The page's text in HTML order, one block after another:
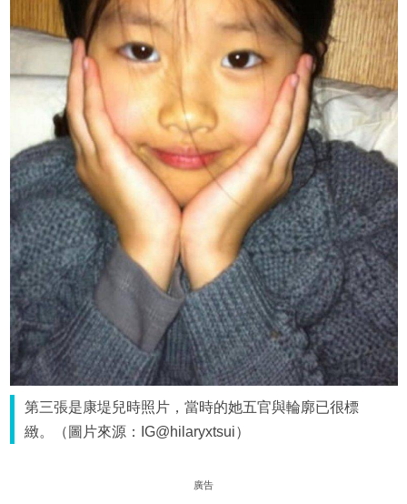
第三張是康堤兒時照片，當時的她五官與輪廓已很標
緻。（圖片來源：IG@hilaryxtsui）
廣告